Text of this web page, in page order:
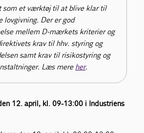
som et værktøj til at blive klar til
lovgivning. Der er god
mellem D-mærkets kriterier og
krav til hhv. styring og
samt krav til risikostyring og
Læs mere her.
12. april, kl. 09-13:00 i Industriens